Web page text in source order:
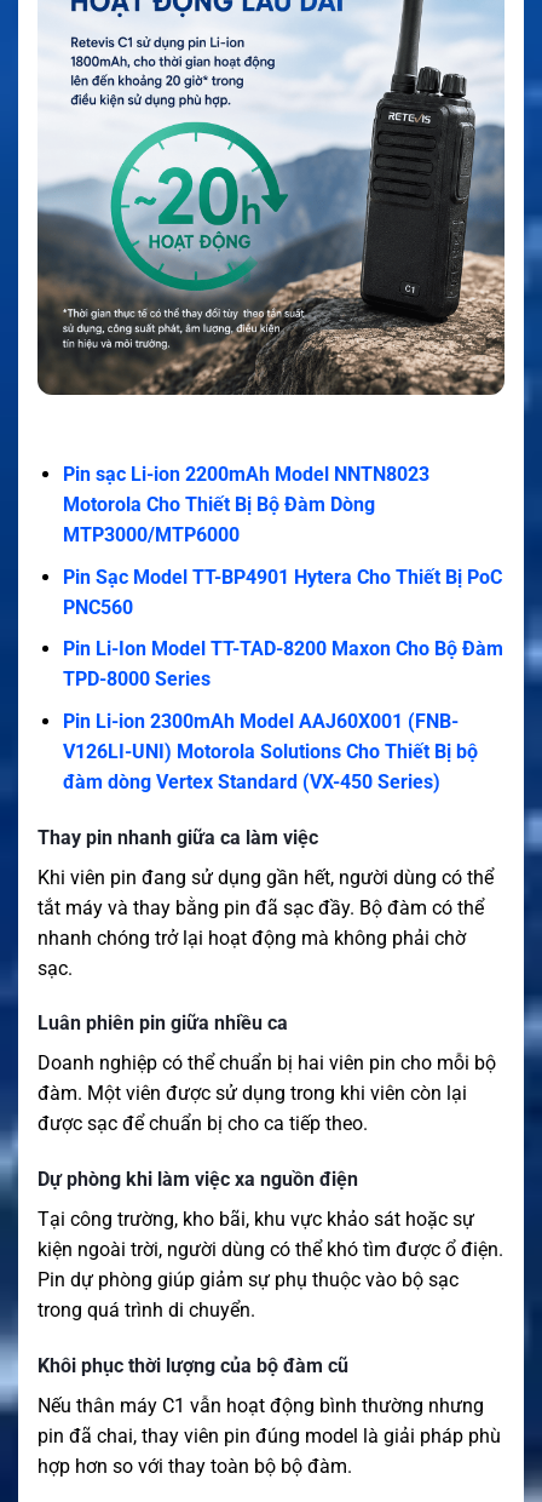
Pin sạc Li-ion 2200mAh Model NNTN8023
Motorola Cho Thiết Bị Bộ Đàm Dòng
MTP3000/MTP6000
Pin Sạc Model TT-BP4901 Hytera Cho Thiết Bị PoC
PNC560
Pin Li-Ion Model TT-TAD-8200 Maxon Cho Bộ Đàm
TPD-8000 Series
Pin Li-ion 2300mAh Model AAJ60X001 (FNB-
V126LI-UNI) Motorola Solutions Cho Thiết Bị bộ
đàm dòng Vertex Standard (VX-450 Series)
Thay pin nhanh giữa ca làm việc
Khi viên pin đang sử dụng gần hết, người dùng có thể
tắt máy và thay bằng pin đã sạc đầy. Bộ đàm có thể
nhanh chóng trở lại hoạt động mà không phải chờ
sạc.
Luân phiên pin giữa nhiều ca
Doanh nghiệp có thể chuẩn bị hai viên pin cho mỗi bộ
đàm. Một viên được sử dụng trong khi viên còn lại
được sạc để chuẩn bị cho ca tiếp theo.
Dự phòng khi làm việc xa nguồn điện
Tại công trường, kho bãi, khu vực khảo sát hoặc sự
kiện ngoài trời, người dùng có thể khó tìm được ổ điện.
Pin dự phòng giúp giảm sự phụ thuộc vào bộ sạc
trong quá trình di chuyển.
Khôi phục thời lượng của bộ đàm cũ
Nếu thân máy C1 vẫn hoạt động bình thường nhưng
pin đã chai, thay viên pin đúng model là giải pháp phù
hợp hơn so với thay toàn bộ bộ đàm.